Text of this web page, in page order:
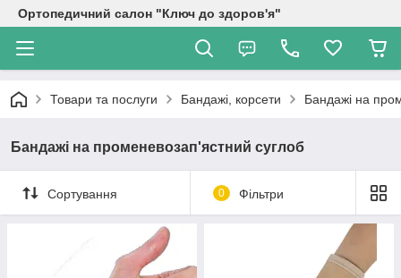
Ортопедичний салон "Ключ до здоров'я"
Товари та послуги Бандажі, корсети Бандажі на
Бандажі на променевозап'ястний суглоб
Сортування 0 Фільтри